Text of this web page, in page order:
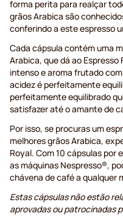
forma perita para realçar
grãos Arabica são
conferindo a este espresso
Cada cápsula contém uma
Arabica, que dá ao
intenso e aroma frutado
acidez é perfeitamente
perfeitamente equilibrado
satisfazer até o amante de
Por isso, se procuras um
melhores grãos Arabica,
Royal. Com 10 cápsulas por
as máquinas Nespresso®,
chávena de café a qualquer
Estas cápsulas não estão
aprovadas ou patrocinadas